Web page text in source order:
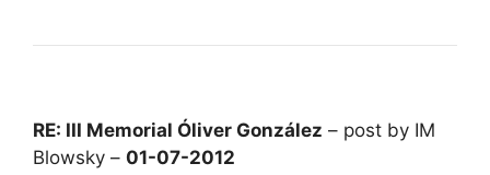
RE: III Memorial Óliver González – post by IM
Blowsky – 01-07-2012